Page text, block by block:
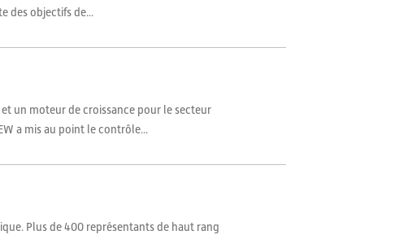
des objectifs de...
un moteur de croissance pour le secteur
a mis au point le contrôle...
Plus de 400 représentants de haut rang